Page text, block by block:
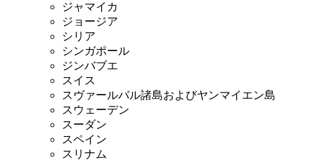
ジャマイカ
ジョージア
シリア
シンガポール
ジンバブエ
スイス
スヴァールバル諸島およびヤンマイエン島
スウェーデン
スーダン
スペイン
スリナム